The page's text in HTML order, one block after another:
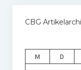
CBG
M
D